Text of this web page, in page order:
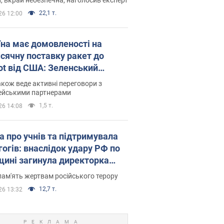
12:00 22,1 т.
має домовленості на
поставку ракет до
від США: Зеленський
подробиці
веде активні переговори з
партнерами
14:08 1,5 т.
про учнів та підтримувала
внаслідок удару РФ по
загинула директорка
ліцею, її чоловік та онук
жертвам російського терору
13:32 12,7 т.